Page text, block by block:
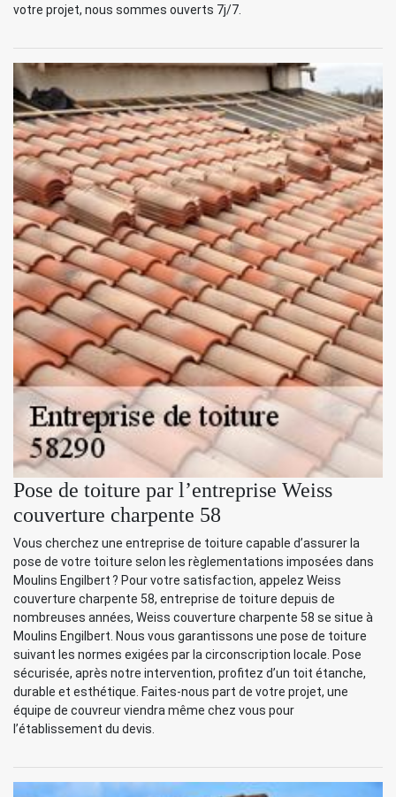
votre projet, nous sommes ouverts 7j/7.
Pose de toiture par l’entreprise Weiss
couverture charpente 58
Vous cherchez une entreprise de toiture capable d’assurer la
pose de votre toiture selon les règlementations imposées dans
Moulins Engilbert ? Pour votre satisfaction, appelez Weiss
couverture charpente 58, entreprise de toiture depuis de
nombreuses années, Weiss couverture charpente 58 se situe à
Moulins Engilbert. Nous vous garantissons une pose de toiture
suivant les normes exigées par la circonscription locale. Pose
sécurisée, après notre intervention, profitez d’un toit étanche,
durable et esthétique. Faites-nous part de votre projet, une
équipe de couvreur viendra même chez vous pour
l’établissement du devis.